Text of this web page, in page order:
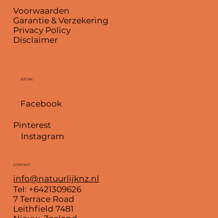
Voorwaarden
Garantie & Verzekering
Privacy Policy
Disclaimer
SOCIAL
Facebook
Instagram
Pinterest
CONTACT
info@natuurlijknz.nl
Tel: +6421309626
7 Terrace Road
Leithfield 7481